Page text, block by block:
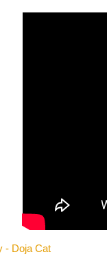
- Doja Cat